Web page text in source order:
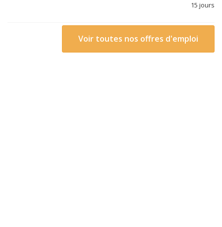
15 jours
Voir toutes nos offres d'emploi